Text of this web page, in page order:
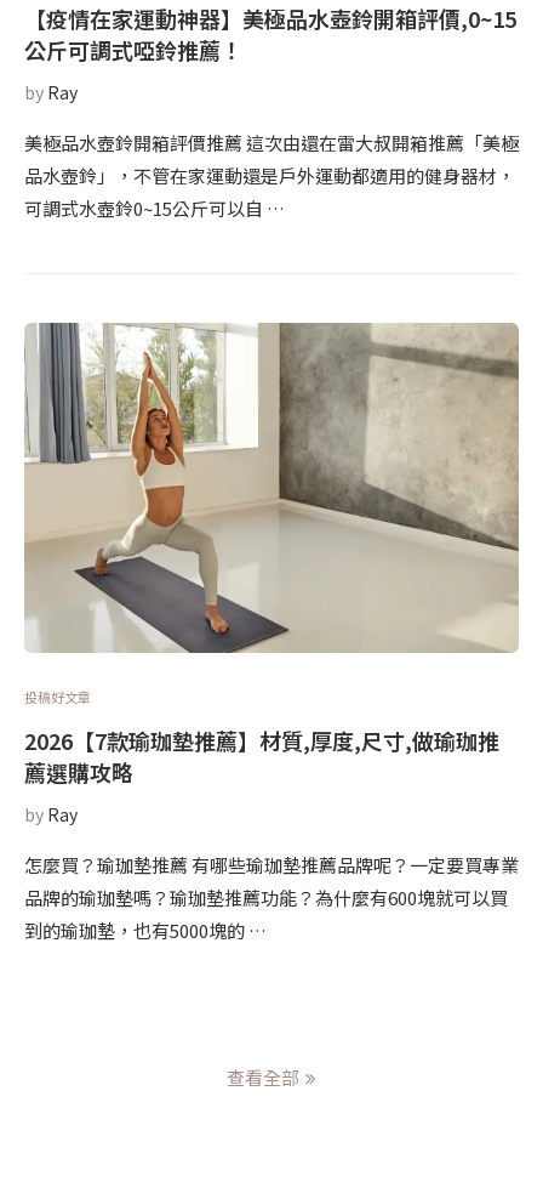
【疫情在家運動神器】美極品水壺鈴開箱評價,0~15
公斤可調式啞鈴推薦！
by Ray
美極品水壺鈴開箱評價推薦 這次由還在雷大叔開箱推薦「美極
品水壺鈴」，不管在家運動還是戶外運動都適用的健身器材，
可調式水壺鈴0~15公斤可以自 …
投稿好文章
2026【7款瑜珈墊推薦】材質,厚度,尺寸,做瑜珈推
薦選購攻略
by Ray
怎麼買？瑜珈墊推薦 有哪些瑜珈墊推薦品牌呢？一定要買專業
品牌的瑜珈墊嗎？瑜珈墊推薦功能？為什麼有600塊就可以買
到的瑜珈墊，也有5000塊的 …
查看全部